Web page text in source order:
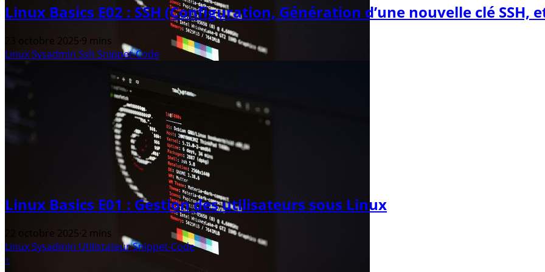
Linux Basics E02 : SSH (Configuration, Génération d’une nouvelle clé SSH,
23 octobre 2025·9 mins
LinuxSysadmin Ssh Snippet-Code
Linux Basics E01 : Gestion des utilisateurs sous Linux
22 octobre 2025·2 mins
LinuxSysadmin UtilistateurSnippet-Code
↑